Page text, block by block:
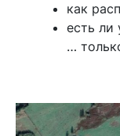
как
есть ли
…